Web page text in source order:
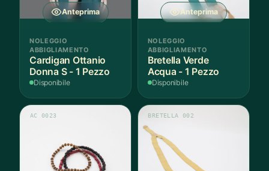
Anteprima
NOLEGGIO
ABBIGLIAMENTO
Cardigan Ottanio
Donna S - 1 Pezzo
Disponibile
Anteprima
NOLEGGIO
ABBIGLIAMENTO
Bretella Verde
Acqua - 1 Pezzo
Disponibile
AC 0023 BRETELLA 002